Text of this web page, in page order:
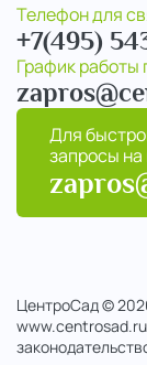
Телефон для
+7(495)
График
Для
запросы на
ЦентроСад ©